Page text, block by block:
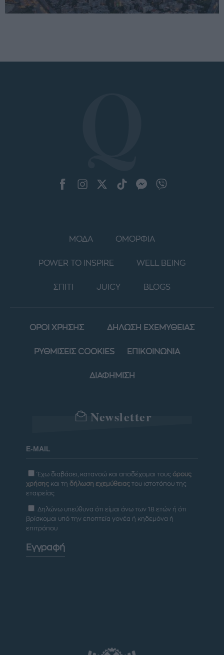
ΜΟΔΑ ΟΜΟΡΦΙΑ
POWER TO INSPIRE WELL BEING
ΣΠΙΤΙ JUICY BLOGS
ΟΡΟΙ ΧΡΗΣΗΣ ΔΗΛΩΣΗ ΕΧΕΜΥΘΕΙΑΣ
ΡΥΘΜΙΣΕΙΣ COOKIES ΕΠΙΚΟΙΝΩΝΙΑ
ΔΙΑΦΗΜΙΣΗ
Newsletter
Έχω διαβάσει, κατανοώ και αποδέχομαι τους όρους
χρήσης και τη δήλωση εχεμύθειας του ιστοτόπου της
εταιρείας
Δηλώνω υπεύθυνα ότι είμαι άνω των 18 ετών ή ότι
βρίσκομαι υπό την εποπτεία γονέα ή κηδεμόνα ή
επιτρόπου
Εγγραφή